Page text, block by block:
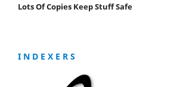
Lots Of Copies Keep Stuff Safe
I N D E X E R S